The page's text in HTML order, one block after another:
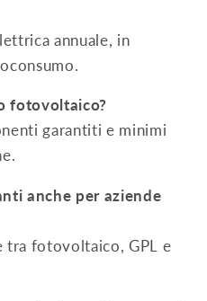
annuale, in
fotovoltaico?
garantiti e minimi
anche per aziende
tra fotovoltaico, GPL e